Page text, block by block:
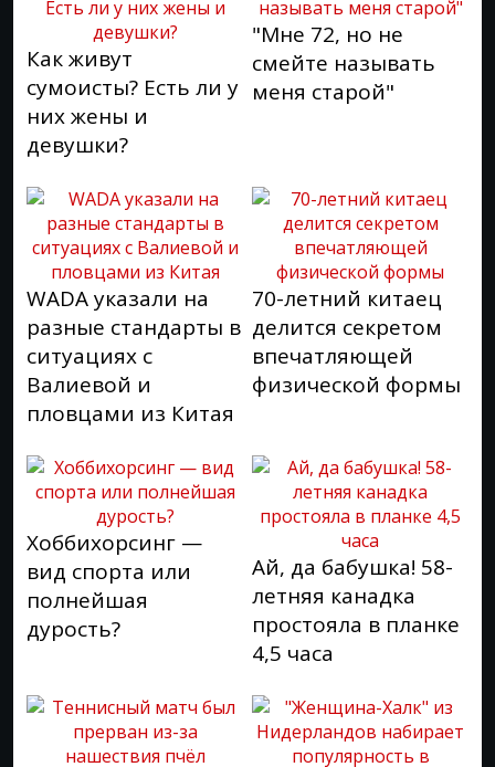
Как живут
сумоисты? Есть ли у
них жены и
девушки?
"Мне 72, но не
смейте называть
меня старой"
WADA указали на
разные стандарты в
ситуациях с
Валиевой и
пловцами из Китая
70-летний китаец
делится секретом
впечатляющей
физической формы
Хоббихорсинг —
вид спорта или
полнейшая
дурость?
Ай, да бабушка! 58-
летняя канадка
простояла в планке
4,5 часа